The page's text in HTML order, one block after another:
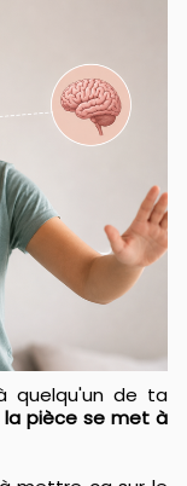
pièce se met à